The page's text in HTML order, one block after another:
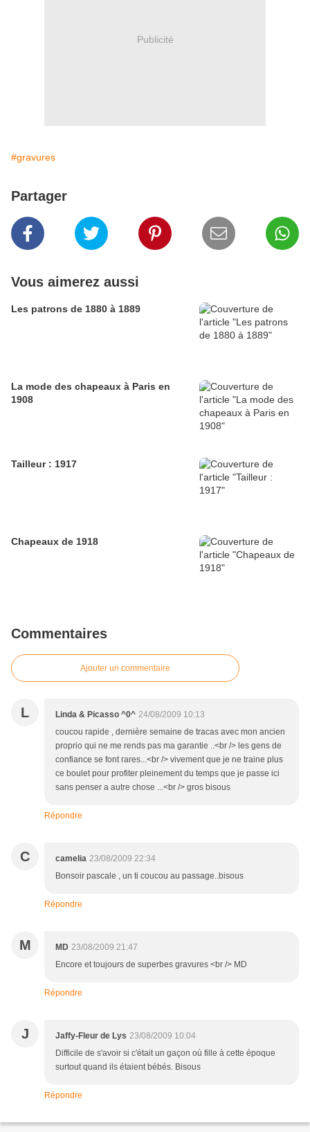
Publicité
#gravures
Partager
Vous aimerez aussi
Les patrons de 1880 à 1889
La mode des chapeaux à Paris en
1908
Tailleur : 1917
Chapeaux de 1918
Commentaires
Ajouter un commentaire
L Linda & Picasso ^0^ 24/08/2009 10:13
coucou rapide , dernière semaine de tracas avec mon ancien
proprio qui ne me rends pas ma garantie ..<br /> les gens de
confiance se font rares...<br /> vivement que je ne traine plus
ce boulet pour profiter pleinement du temps que je passe ici
sans penser a autre chose ...<br /> gros bisous
Répondre
C camelia 23/08/2009 22:34
Bonsoir pascale , un ti coucou au passage..bisous
Répondre
M MD 23/08/2009 21:47
Encore et toujours de superbes gravures <br /> MD
Répondre
J Jaffy-Fleur de Lys 23/08/2009 10:04
Difficile de s'avoir si c'était un gaçon où fille à cette époque
surtout quand ils étaient bébés. Bisous
Répondre